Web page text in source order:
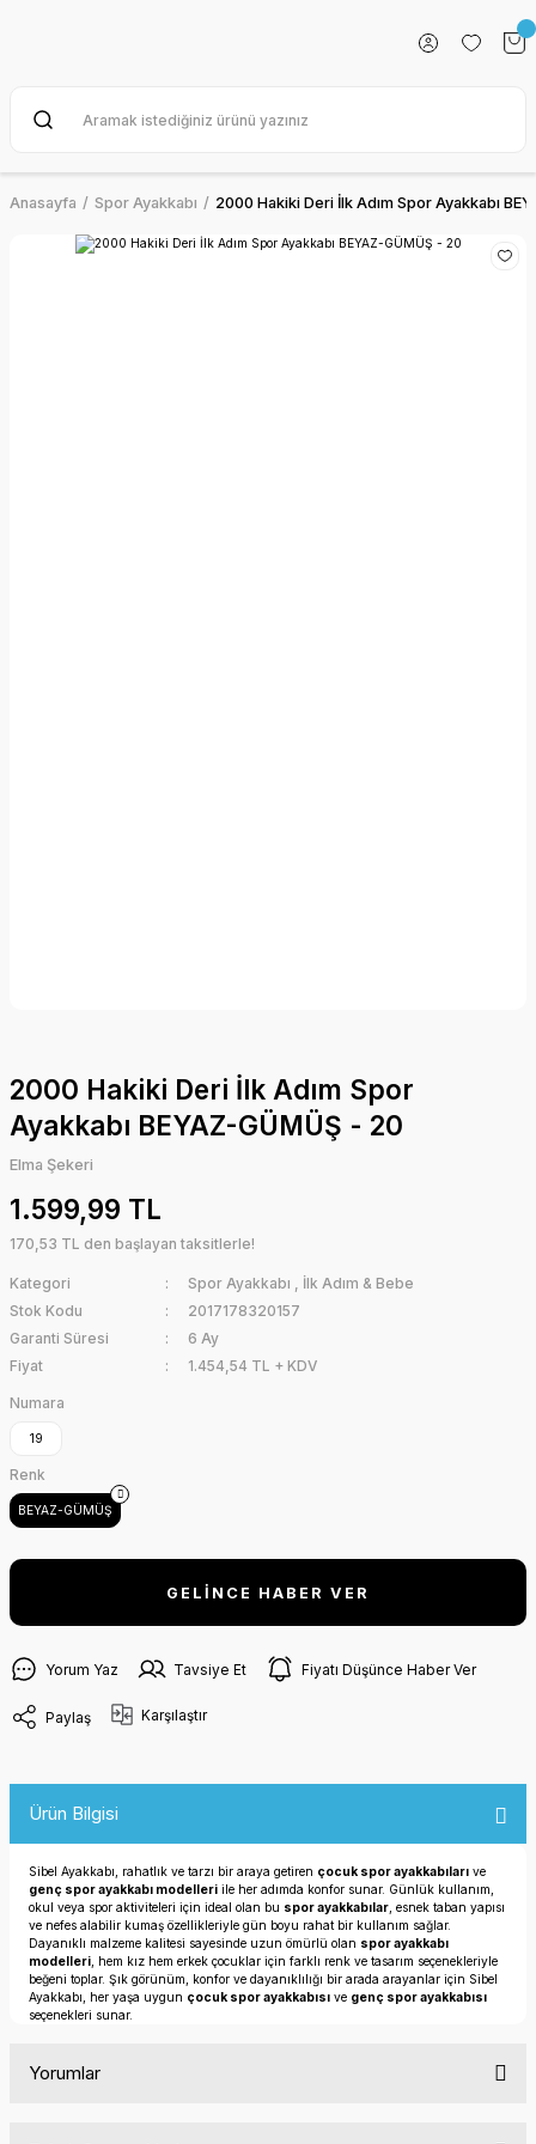
Anasayfa Spor Ayakkabı 2000 Hakiki Deri İlk Adım Spor Ayakkabı
2000 Hakiki Deri İlk Adım Spor
Ayakkabı BEYAZ-GÜMÜŞ - 20
Elma Şekeri
1.599,99 TL
170,53 TL den başlayan taksitlerle!
Kategori Spor Ayakkabı , İlk Adım & Bebe
Stok Kodu
2017178320157
Garanti Süresi
6 Ay
Fiyat
1.454,54 TL + KDV
Numara
19
Renk
BEYAZ-GÜMÜŞ
GELİNCE HABER VER
Yorum Yaz Tavsiye Et Fiyatı Düşünce Haber Ver
Paylaş Karşılaştır
Ürün Bilgisi
Sibel Ayakkabı, rahatlık ve tarzı bir araya getiren çocuk spor ayakkabıları ve
genç spor ayakkabı modelleri ile her adımda konfor sunar. Günlük kullanım,
okul veya spor aktiviteleri için ideal olan bu spor ayakkabılar , esnek taban yapısı
ve nefes alabilir kumaş özellikleriyle gün boyu rahat bir kullanım sağlar.
Dayanıklı malzeme kalitesi sayesinde uzun ömürlü olan spor ayakkabı
modelleri , hem kız hem erkek çocuklar için farklı renk ve tasarım seçenekleriyle
beğeni toplar. Şık görünüm, konfor ve dayanıklılığı bir arada arayanlar için Sibel
Ayakkabı, her yaşa uygun çocuk spor ayakkabısı ve genç spor ayakkabısı
seçenekleri sunar.
Yorumlar